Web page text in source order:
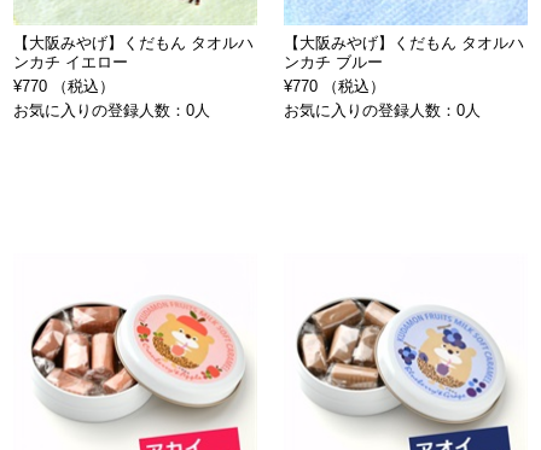
【大阪みやげ】くだもん タオルハ
ンカチ イエロー
¥770 （税込）
お気に入りの登録人数：0人
【大阪みやげ】くだもん タオルハ
ンカチ ブルー
¥770 （税込）
お気に入りの登録人数：0人